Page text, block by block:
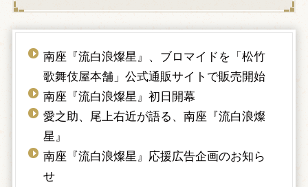
南座『流白浪燦星』、ブロマイドを「松竹
歌舞伎屋本舗」公式通販サイトで販売開始
南座『流白浪燦星』初日開幕
愛之助、尾上右近が語る、南座『流白浪燦
星』
南座『流白浪燦星』応援広告企画のお知ら
せ